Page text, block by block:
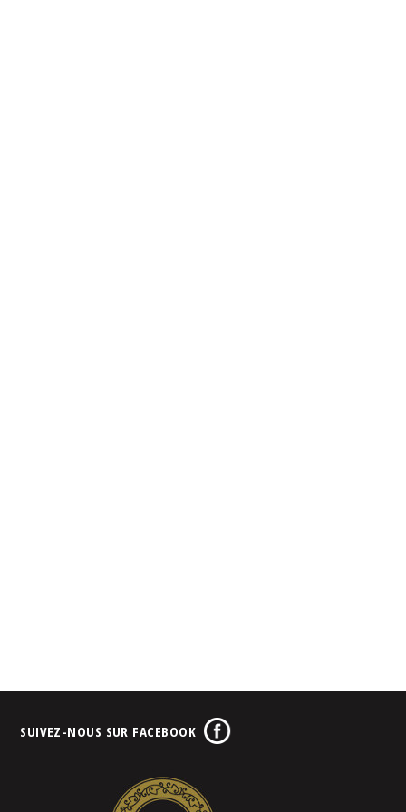
SUIVEZ-NOUS SUR FACEBOOK